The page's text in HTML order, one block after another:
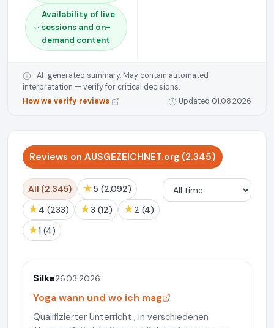
Availability of live
sessions and on-
demand content
AI-generated summary. May contain automated
interpretation — verify for critical decisions.
How we verify reviews
Updated 01.08.2026
Reviews on AUSGEZEICHNET.org (2.345)
All (2.345) ★ 5 (2.092)
★ 4 (233) ★ 3 (12) ★ 2 (4)
★ 1 (4)
Silke26.03.2026
Yoga wann und wo ich mag
Qualifizierter Unterricht , in verschiedenen